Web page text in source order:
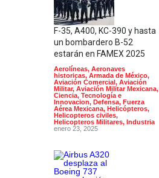
F-35, A400, KC-390 y hasta
un bombardero B-52
estarán en FAMEX 2025
Aerolíneas, Aeronaves
historicas, Armada de México,
Aviación Comercial , Aviación
Militar, Aviación Militar Mexicana,
Ciencia, Tecnología e
Innovacion, Defensa, Fuerza
Aérea Mexicana, Helicópteros,
Helicopteros civiles,
Helicopteros Militares, Industria
enero 23, 2025